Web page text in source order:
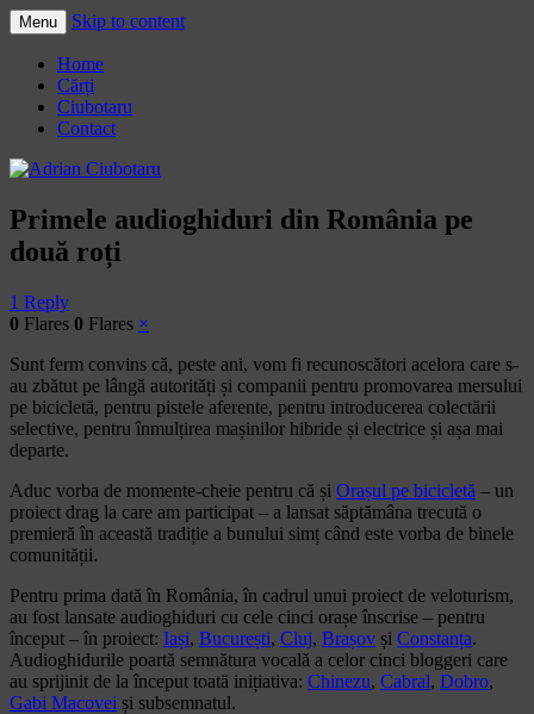
Adrian Ciubotaru
Menu Skip to content
Home
Cărți
Ciubotaru
Contact
Primele audioghiduri din România pe
două roți
1 Reply
0 Flares 0 Flares ×
Sunt ferm convins că, peste ani, vom fi recunoscători acelora care s-
au zbătut pe lângă autorități și companii pentru promovarea mersului
pe bicicletă, pentru pistele aferente, pentru introducerea colectării
selective, pentru înmulțirea mașinilor hibride și electrice și așa mai
departe.
Aduc vorba de momente-cheie pentru că și Orașul pe bicicletă – un
proiect drag la care am participat – a lansat săptămâna trecută o
premieră în această tradiție a bunului simț când este vorba de binele
comunității.
Pentru prima dată în România, în cadrul unui proiect de veloturism,
au fost lansate audioghiduri cu cele cinci orașe înscrise – pentru
început – în proiect: Iași, București, Cluj, Brașov și Constanța.
Audioghidurile poartă semnătura vocală a celor cinci bloggeri care
au sprijinit de la început toată inițiativa: Chinezu, Cabral, Dobro,
Gabi Macovei și subsemnatul.